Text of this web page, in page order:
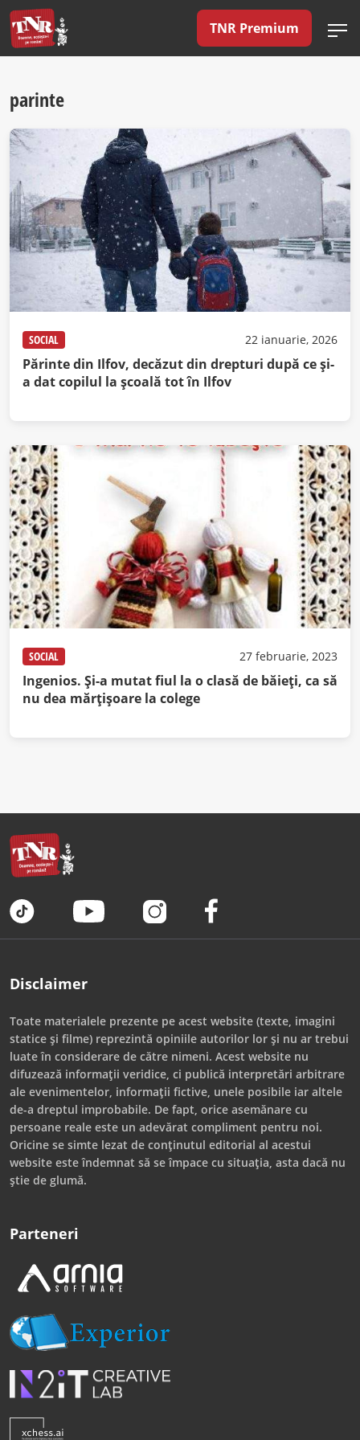
TNR Premium
parinte
SOCIAL 22 ianuarie, 2026
Părinte din Ilfov, decăzut din drepturi după ce şi-
a dat copilul la şcoală tot în Ilfov
SOCIAL 27 februarie, 2023
Ingenios. Și-a mutat fiul la o clasă de băieți, ca să
nu dea mărțișoare la colege
Disclaimer
Toate materialele prezente pe acest website (texte, imagini
statice și filme) reprezintă opiniile autorilor lor și nu ar trebui
luate în considerare de către nimeni. Acest website nu
difuzează informații veridice, ci publică interpretări arbitrare
ale evenimentelor, informații fictive, unele posibile iar altele
de-a dreptul improbabile. De fapt, orice asemănare cu
persoane reale este un adevărat compliment pentru noi.
Oricine se simte lezat de conținutul editorial al acestui
website este îndemnat să se împace cu situația, asta dacă nu
știe de glumă.
Parteneri